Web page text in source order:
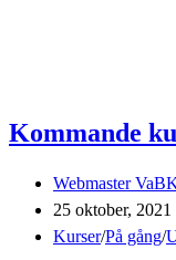
Kommande
Inläggsförfattare:
Webmaster
Inlägget
publicerat:
25 oktober, 2021
Inläggskategori:
Kurser/På gång/